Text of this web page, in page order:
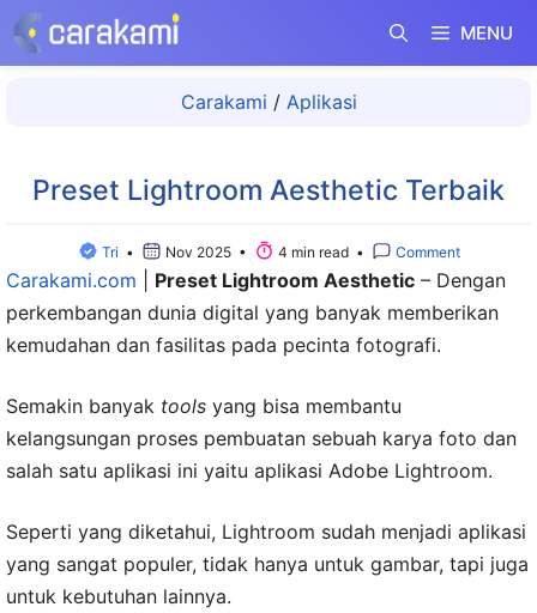
Langsung
ke
MENU
Carakami / Aplikasi
Preset Lightroom Aesthetic Terbaik
Tri • Nov 2025 • 4 min read • Comment
Carakami.com Preset Lightroom Aesthetic – Dengan
perkembangan dunia digital yang banyak memberikan
kemudahan dan fasilitas pada pecinta fotografi.
Semakin banyak tools yang bisa membantu
kelangsungan proses pembuatan sebuah karya foto dan
salah satu aplikasi ini yaitu aplikasi Adobe Lightroom.
Seperti yang diketahui, Lightroom sudah menjadi aplikasi
yang sangat populer, tidak hanya untuk gambar, tapi juga
untuk kebutuhan lainnya.